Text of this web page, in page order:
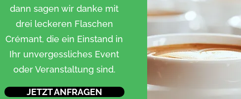
dann sagen wir danke mit
drei leckeren Flaschen
Crémant, die ein Einstand in
Ihr unvergessliches Event
oder Veranstaltung sind.
JETZT ANFRAGEN